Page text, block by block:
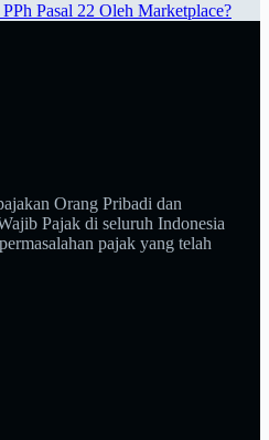
Pasal 22 Oleh Marketplace?
Orang Pribadi dan
Pajak di seluruh Indonesia
pajak yang telah